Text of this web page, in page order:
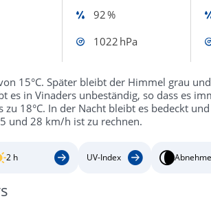
92 %
1022 hPa
15°C. Später bleibt der Himmel grau
es in Vinaders unbeständig, so dass es
18°C. In der Nacht bleibt es bedeckt
und 28 km/h ist zu rechnen.
2 h UV-Index